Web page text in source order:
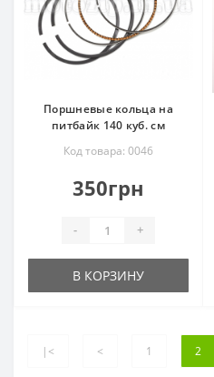
Поршневые кольца на
питбайк 140 куб. см
Код товара: 0046
350грн
- +
В КОРЗИНУ
|< < 1 2